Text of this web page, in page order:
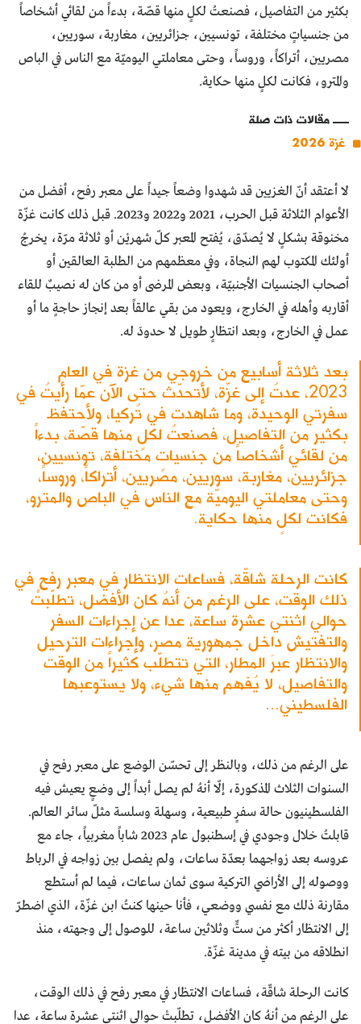
بكثير من التفاصيل، فصنعتُ لكلٍ منها قصّة، بدءاً من لقائي أشخاصاً
من جنسياتٍ مختلفة، تونسيين، جزائريين، مغاربة، سوريين،
مصريين، أتراكاً، وروساً، وحتى معاملتي اليوميّة مع الناس في الباص
والمترو، فكانت لكلٍ منها حكاية.
مقالات ذات صلة
غزة 2026
لا أعتقد أنّ الغزيين قد شهدوا وضعاً جيداً على معبر رفح، أفضل من
الأعوام الثلاثة قبل الحرب، 2021 و2022 و2023. قبل ذلك كانت غزّة
مخنوقة بشكلٍ لا يُصدّق، يُفتح المعبر كلّ شهريْن أو ثلاثة مرّة، يخرجُ
أولئك المكتوب لهم النجاة، وفي معظمهم من الطلبة العالقين أو
أصحاب الجنسيات الأجنبيّة، وبعض المرضى أو من كان له نصيبٌ للقاء
أقاربه وأهله في الخارج، ويعود من بقي عالقاً بعد إنجاز حاجةٍ ما أو
عمل في الخارج، وبعد انتظارٍ طويل لا حدودَ له.
بعد ثلاثة أسابيع من خروجي من غزة في العام
2023، عدتُ إلى غزّة، لأتحدّث حتى الآن عمّا رأيتُ في
سفرتي الوحيدة، وما شاهدت في تُركيا، ولأحتفظ
بكثير من التفاصيل، فصنعتُ لكلٍ منها قصّة، بدءاً
من لقائي أشخاصاً من جنسياتٍ مختلفة، تونسيين،
جزائريين، مغاربة، سوريين، مصريين، أتراكاً، وروساً،
وحتى معاملتي اليوميّة مع الناس في الباص والمترو،
فكانت لكلٍ منها حكاية.
كانت الرحلة شاقّة، فساعات الانتظار في معبر رفح في
ذلك الوقت، على الرغم من أنهُ كان الأفضل، تطلّبتْ
حوالي اثنتي عشرة ساعة، عدا عن إجراءات السفر
والتفتيش داخل جمهورية مصر، وإجراءات الترحيل
والانتظار عبرَ المطار، التي تتطلّب كثيراً من الوقت
والتفاصيل، لا يُفهم منها شيء، ولا يستوعبها
الفلسطيني...
على الرغم من ذلك، وبالنظر إلى تحسّن الوضع على معبر رفح في
السنوات الثلاث المذكورة، إلّا أنهُ لم يصل أبداً إلى وضعٍ يعيش فيه
الفلسطينيون حالة سفرٍ طبيعية، وسهلة وسلسة مثلّ سائر العالم.
قابلتُ خلال وجودي في إسطنبول عام 2023 شاباً مغربياً، جاء مع
عروسه بعد زواجهما بعدّة ساعات، ولم يفصل بين زواجه في الرباط
ووصوله إلى الأراضي التركية سوى ثمان ساعات، فيما لم أستطع
مقارنة ذلك مع نفسي ووضعي، فأنا حينها كنتُ ابن غزّة، الذي اضطرّ
إلى الانتظار أكثر من ستٍّ وثلاثين ساعة، للوصول إلى وجهته، منذ
انطلاقه من بيته في مدينة غزّة.
كانت الرحلة شاقّة، فساعات الانتظار في معبر رفح في ذلك الوقت،
على الرغم من أنهُ كان الأفضل، تطلّبتْ حوالي اثنتي عشرة ساعة، عدا